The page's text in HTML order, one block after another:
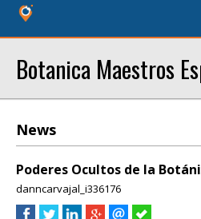
Botanica Maestros
News
Poderes Ocultos de la
danncarvajal_i336176